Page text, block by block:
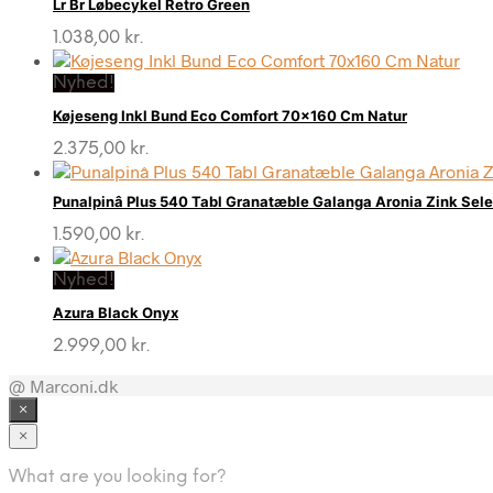
Lr Br Løbecykel Retro Green
1.038,00 kr.
Nyhed!
Køjeseng Inkl Bund Eco Comfort 70×160 Cm Natur
2.375,00 kr.
Punalpinâ Plus 540 Tabl Granatæble Galanga Aronia Zink
1.590,00 kr.
Nyhed!
Azura Black Onyx
2.999,00 kr.
@ Marconi.dk
×
×
What are you looking for?